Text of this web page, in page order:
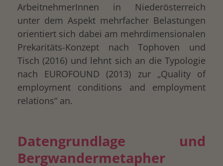
ArbeitnehmerInnen in Niederösterreich
unter dem Aspekt mehrfacher Belastungen
orientiert sich dabei am mehrdimensionalen
Prekaritäts-Konzept nach Tophoven und
Tisch (2016) und lehnt sich an die Typologie
nach EUROFOUND (2013) zur „Quality of
employment conditions and employment
relations“ an.
Datengrundlage und
Bergwandermetapher